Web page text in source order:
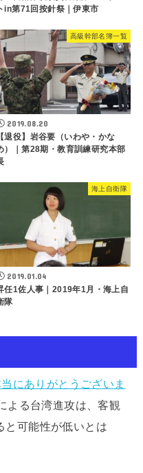
トin第71回按針祭｜伊東市
高級幹部名簿一覧
2019.08.20
【退役】岩谷要（いわや・かな
）｜第28期・教育訓練研究本部
海上自衛隊
2019.01.04
任1佐人事｜2019年1月・海上自
隊
にありがとうございま
よる台湾進攻は、客観
と可能性が低いとは